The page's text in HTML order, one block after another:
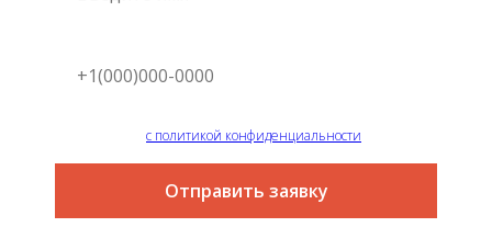
с политикой конфиденциальности
Отправить заявку